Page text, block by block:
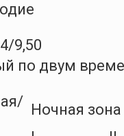
9,50
по двум
Ночная зона